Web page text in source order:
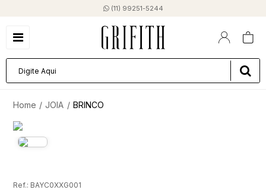
(11) 99251-5244
JOIA BRINCO
BAYC0XXG001